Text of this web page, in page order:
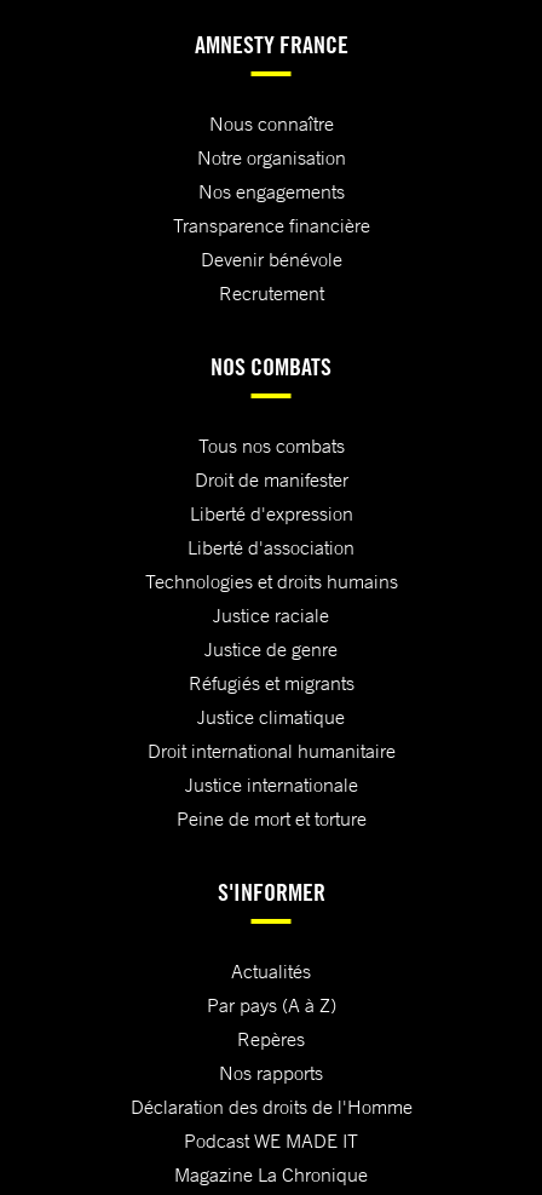
AMNESTY FRANCE
Nous connaître
Notre organisation
Nos engagements
Transparence financière
Devenir bénévole
Recrutement
NOS COMBATS
Tous nos combats
Droit de manifester
Liberté d'expression
Liberté d'association
Technologies et droits humains
Justice raciale
Justice de genre
Réfugiés et migrants
Justice climatique
Droit international humanitaire
Justice internationale
Peine de mort et torture
S'INFORMER
Actualités
Par pays (A à Z)
Repères
Nos rapports
Déclaration des droits de l'Homme
Podcast WE MADE IT
Magazine La Chronique